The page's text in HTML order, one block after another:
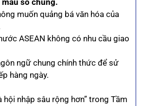
muốn quảng bá văn hóa của
ASEAN không có nhu cầu giao
ngữ chung chính thức để sử
hàng ngày.
hội nhập sâu rộng hơn” trong Tầm